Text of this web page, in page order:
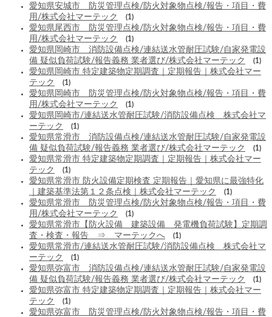
愛知県安城市 防災管理点検/防火対象物点検/報告・項目・費
用/株式会社マーテック
(1)
愛知県尾西市 防災管理点検/防火対象物点検/報告・項目・費
用/株式会社マーテック
(1)
愛知県岡崎市 消防設備点検/連結送水管耐圧試験/自家発電設
備 疑似負荷試験/報告義務 業者選び/株式会社マーテック
(1)
愛知県岡崎市 特定建築物定期調査｜定期報告｜株式会社マー
テック
(1)
愛知県岡崎市 防災管理点検/防火対象物点検/報告・項目・費
用/株式会社マーテック
(1)
愛知県岡崎市/連結送水管耐圧試験/消防設備点検 株式会社マ
ーテック
(1)
愛知県常滑市 消防設備点検/連結送水管耐圧試験/自家発電設
備 疑似負荷試験/報告義務 業者選び/株式会社マーテック
(1)
愛知県常滑市 特定建築物定期調査｜定期報告｜株式会社マー
テック
(1)
愛知県常滑市 防火設備定期検査 定期報告｜愛知県に最強特化
｜建築基準法第１２条点検｜株式会社マーテック
(1)
愛知県常滑市 防災管理点検/防火対象物点検/報告・項目・費
用/株式会社マーテック
(1)
愛知県常滑市【防火設備 建築設備 発電機負荷試験】定期調
査・検査・報告 ⇒ マーテックへ
(1)
愛知県常滑市/連結送水管耐圧試験/消防設備点検 株式会社マ
ーテック
(1)
愛知県弥富市 消防設備点検/連結送水管耐圧試験/自家発電設
備 疑似負荷試験/報告義務 業者選び/株式会社マーテック
(1)
愛知県弥富市 特定建築物定期調査｜定期報告｜株式会社マー
テック
(1)
愛知県弥富市 防災管理点検/防火対象物点検/報告・項目・費